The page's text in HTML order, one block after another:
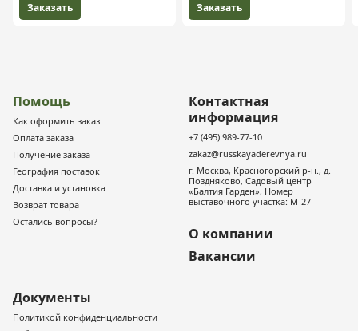
Заказать Заказать
Помощь
Как оформить заказ
Оплата заказа
Получение заказа
География поставок
Доставка и установка
Возврат товара
Остались вопросы?
Контактная
информация
+7 (495) 989-77-10
zakaz@russkayaderevnya.ru
г. Москва, Красногорский р-н., д.
Поздняково, Садовый центр
«Балтия Гарден», Номер
выставочного участка: М-27
О компании
Вакансии
Документы
Политикой конфиденциальности